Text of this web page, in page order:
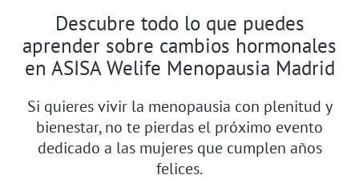
Descubre todo lo que puedes
aprender sobre cambios hormonales
en ASISA Welife Menopausia Madrid
Si quieres vivir la menopausia con plenitud y
bienestar, no te pierdas el próximo evento
dedicado a las mujeres que cumplen años
felices.